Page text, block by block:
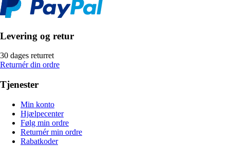
Levering og retur
30 dages returret
Returnér din ordre
Tjenester
Min konto
Hjælpecenter
Følg min ordre
Returnér min ordre
Rabatkoder